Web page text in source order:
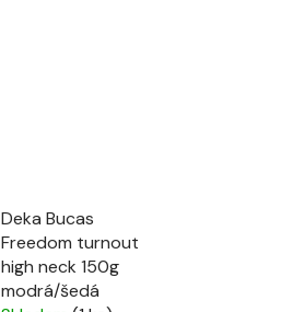
Deka Bucas
Freedom turnout
high neck 150g
modrá/šedá